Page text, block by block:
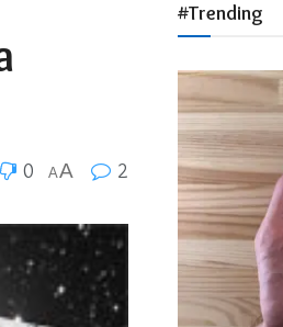
0 AA 2
#Trending